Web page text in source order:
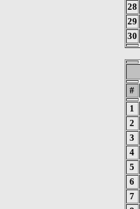
28
29
30
#
1
2
3
4
5
6
7